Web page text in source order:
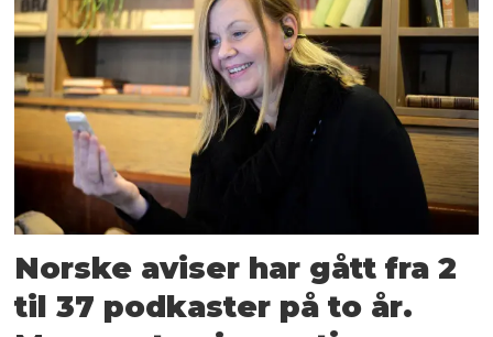
Norske aviser har gått fra 2
til 37 podkaster på to år.